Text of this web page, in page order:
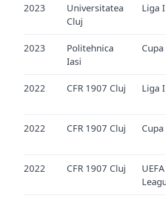
2023
Universitatea
Cluj
Liga I
2023
Politehnica
Iasi
2022 CFR 1907 Cluj Liga I
2022 CFR 1907 Cluj
2022 CFR 1907 Cluj